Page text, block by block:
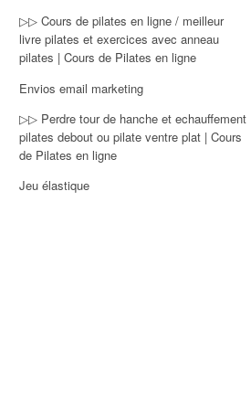
▷▷ Cours de pilates en ligne / meilleur
livre pilates et exercices avec anneau
pilates | Cours de Pilates en ligne
Envios email marketing
▷▷ Perdre tour de hanche et echauffement
pilates debout ou pilate ventre plat | Cours
de Pilates en ligne
Jeu élastique